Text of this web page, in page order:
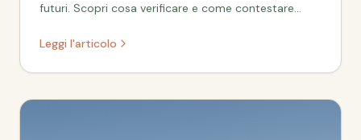
futuri. Scopri cosa verificare e come contestare
Leggi l'articolo